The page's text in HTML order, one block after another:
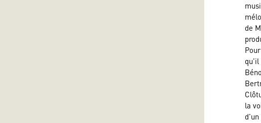
de
la